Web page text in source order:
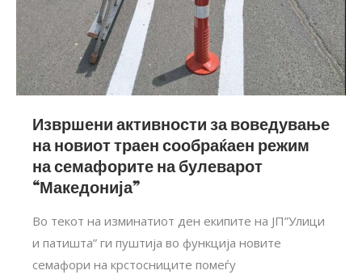
Извршени активности за воведување
на новиот траен сообраќаен режим
на семафорите на булеварот
“Македонија”
Во текот на изминатиот ден екипите на ЈП”Улици
и патишта” ги пуштија во функција новите
семафори на крстосниците помеѓу